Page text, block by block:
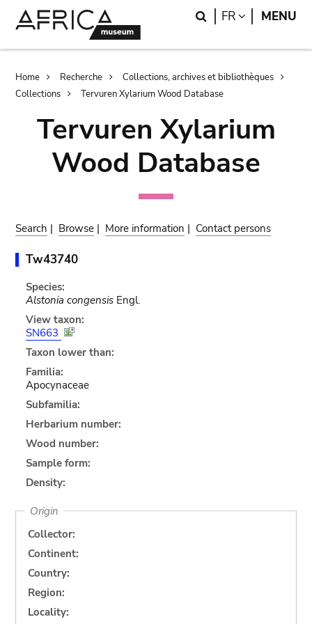
Search
FR LANGUAGE
MENU
Breadcrumb
Home Recherche
Collections, archives et bibliothèques
Collections
Tervuren Xylarium Wood Database
Tervuren Xylarium
Wood Database
Search | Browse | More information | Contact persons
Tw43740
Species:
Alstonia congensisEngl.
View taxon:
SN663
Taxon lower than:
Familia:
Apocynaceae
Subfamilia:
Herbarium number:
Wood number:
Sample form:
Density:
Origin
Collector:
Continent:
Country:
Region:
Locality: